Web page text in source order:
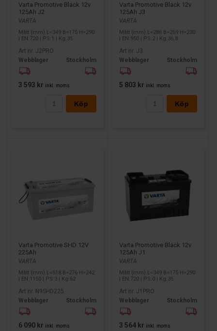
Varta Promotive Black 12v
125Ah J2
VARTA
Mått (mm) L=349 B=175 H=290
| EN:720 | PS:1 | Kg:35
Art nr. J2PRO
Webblager
Stockholm
3 593 kr inkl. moms
Köp
Varta Promotive Black 12v
125Ah J3
VARTA
Mått (mm) L=286 B=269 H=230
| EN:950 | PS:2 | Kg:36,8
Art nr. J3
Webblager
Stockholm
5 803 kr inkl. moms
Köp
Varta Promotive SHD 12V
225Ah
VARTA
Mått (mm) L=518 B=276 H=242
| EN:1150 | PS:3 | Kg:62
Art nr. N9SHD225
Webblager
Stockholm
6 090 kr inkl. moms
Varta Promotive Black 12v
125Ah J1
VARTA
Mått (mm) L=349 B=175 H=290
| EN:720 | PS:0 | Kg:35
Art nr. J1PRO
Webblager
Stockholm
3 564 kr inkl. moms